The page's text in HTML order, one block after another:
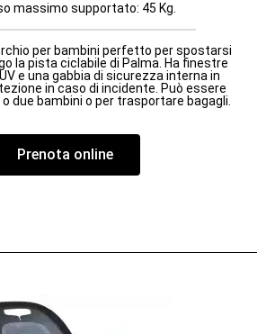
massimo supportato: 45 Kg.
per bambini perfetto per spostarsi
la pista ciclabile di Palma. Ha finestre
e una gabbia di sicurezza interna in
in caso di incidente. Può essere
due bambini o per trasportare bagagli.
Prenota online